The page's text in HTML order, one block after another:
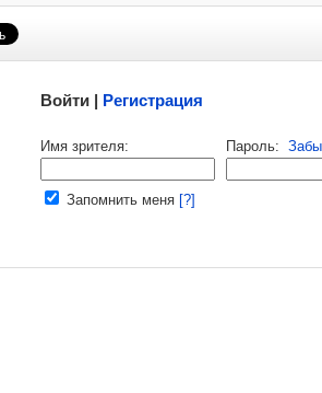
Войти | Регистрация
Имя зрителя: Пароль:
Запомнить меня [?]